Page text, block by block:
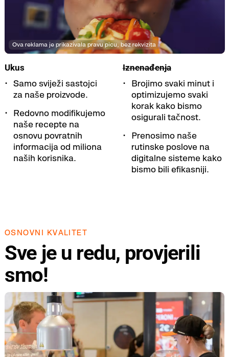
Ova reklama je prikazivala pravu picu, bez rekvizita
Ukus
Samo sviježi sastojci
za naše proizvode.
Redovno modifikujemo
naše recepte na
osnovu povratnih
informacija od miliona
naših korisnika.
Iznenađenja
Brojimo svaki minut i
optimizujemo svaki
korak kako bismo
osigurali tačnost.
Prenosimo naše
rutinske poslove na
digitalne sisteme kako
bismo bili efikasniji.
OSNOVNI KVALITET
Sve je u redu, provjerili
smo!